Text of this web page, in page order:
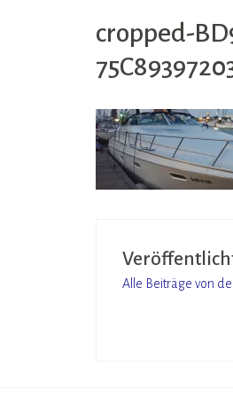
cropped-
Alle Beiträge von